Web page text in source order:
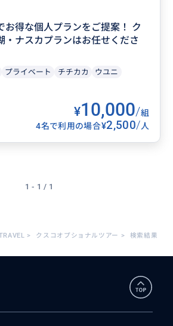
お得な個人プランをご提案！ ク
・ナスカプランはお任せくださ
プライベート チチカカ ウユニ
¥10,000/組
4名で利用の場合¥2,500/人
1 - 1 / 1
> クスコオプショナルツアー > 検索結果